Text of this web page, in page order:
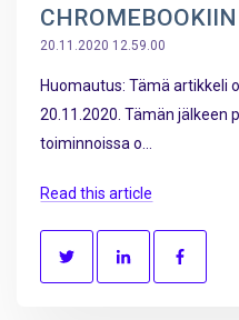
CHROMEBOOKIIN
20.11.2020 12.59.00
Huomautus: Tämä artikkeli
20.11.2020. Tämän jälkeen
toiminnoissa o...
Read this article